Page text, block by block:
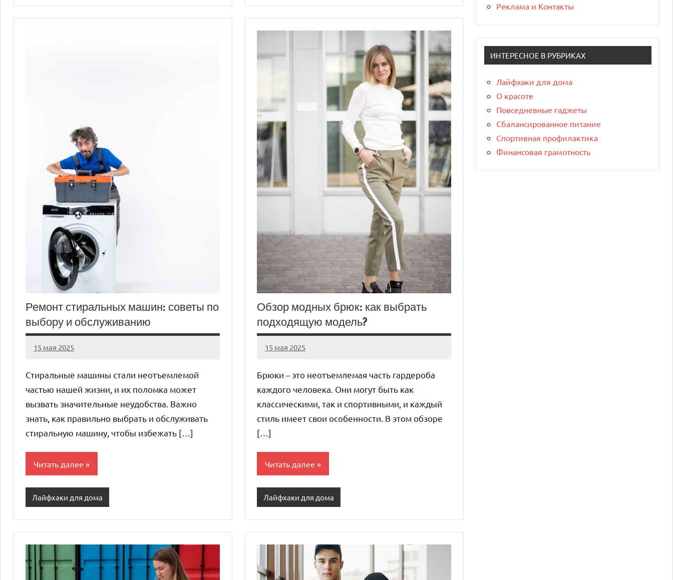
Ремонт стиральных машин: советы по
выбору и обслуживанию
15 мая 2025
Avtor
Нет
Стиральные машины стали неотъемлемой
частью нашей жизни, и их поломка может
вызвать значительные неудобства. Важно
знать, как правильно выбрать и обслуживать
стиральную машину, чтобы избежать […]
Читать далее
Лайфхаки для дома
Обзор модных брюк: как выбрать
подходящую модель?
15 мая 2025
Avtor
Нет
Брюки – это неотъемлемая часть гардероба
каждого человека. Они могут быть как
классическими, так и спортивными, и каждый
стиль имеет свои особенности. В этом обзоре
[…]
Читать далее
Лайфхаки для дома
Реклама и Контакты
ИНТЕРЕСНОЕ В РУБРИКАХ
Лайфхаки для дома
О красоте
Повседневные гаджеты
Сбалансированное питание
Спортивная профилактика
Финансовая грамотность